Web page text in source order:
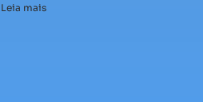
Leia mais